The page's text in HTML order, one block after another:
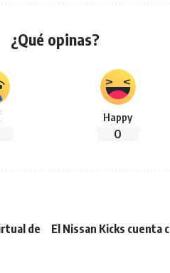
¿Qué opinas?
Happy
0
de
El Nissan Kicks